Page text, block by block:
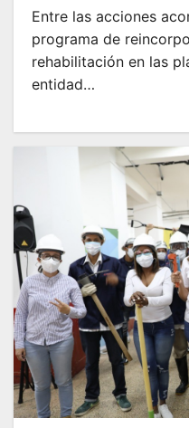
Entre las acciones
programa de
rehabilitación en las
entidad…